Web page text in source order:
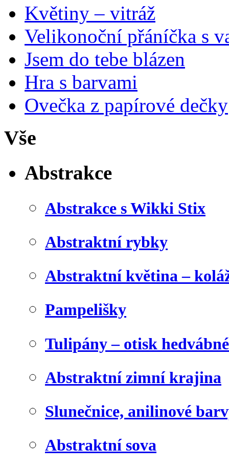
Květiny – vitráž
Velikonoční přáníčka s
Jsem do tebe blázen
Hra s barvami
Ovečka z papírové dečky
Vše
Abstrakce
Abstrakce s Wikki Stix
Abstraktní rybky
Abstraktní květina –
Pampelišky
Tulipány – otisk
Abstraktní zimní krajina
Slunečnice, anilinové
Abstraktní sova